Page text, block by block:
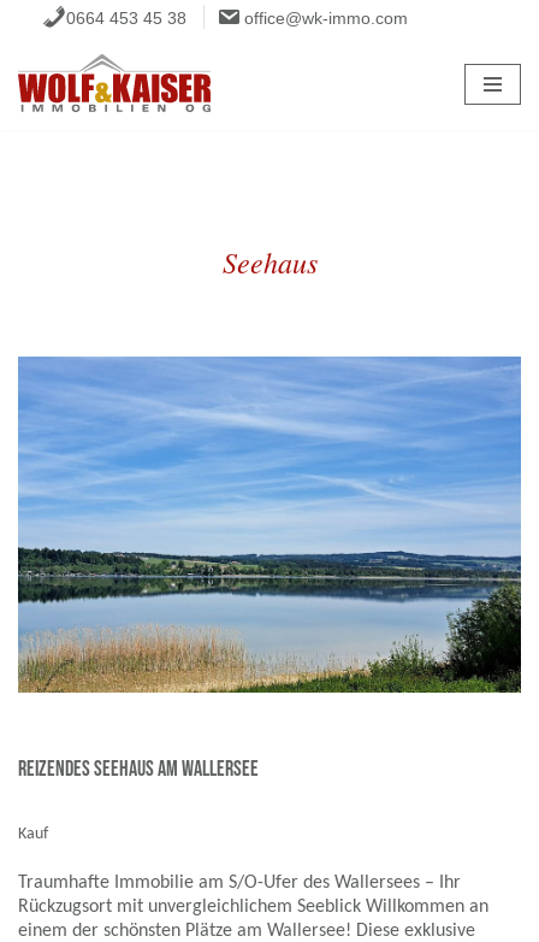
Inhalt
springen
0664 453 45 38 office@wk-immo.com
Seehaus
Reizendes Seehaus am Wallersee
Kauf
Traumhafte Immobilie am S/O-Ufer des Wallersees – Ihr
Rückzugsort mit unvergleichlichem Seeblick Willkommen an
einem der schönsten Plätze am Wallersee! Diese exklusive